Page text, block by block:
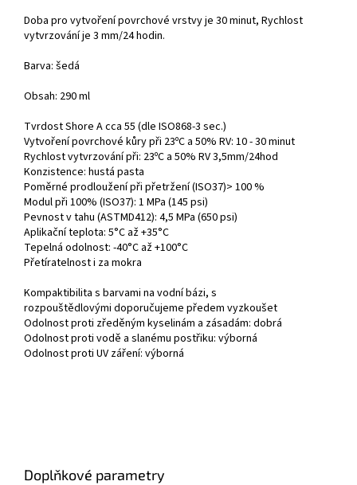
Doba pro vytvoření povrchové vrstvy je 30 minut, Rychlost
vytvrzování je 3 mm/24 hodin.
Barva: šedá
Obsah: 290 ml
Tvrdost Shore A cca 55 (dle ISO868-3 sec.)
Vytvoření povrchové kůry při 23ºC a 50% RV: 10 - 30 minut
Rychlost vytvrzování při: 23ºC a 50% RV 3,5mm/24hod
Konzistence: hustá pasta
Poměrné prodloužení při přetržení (ISO37)> 100 %
Modul při 100% (ISO37): 1 MPa (145 psi)
Pevnost v tahu (ASTMD412): 4,5 MPa (650 psi)
Aplikační teplota: 5°C až +35°C
Tepelná odolnost: -40°C až +100°C
Přetíratelnost i za mokra
Kompaktibilita s barvami na vodní bázi, s
rozpouštědlovými doporučujeme předem vyzkoušet
Odolnost proti zředěným kyselinám a zásadám: dobrá
Odolnost proti vodě a slanému postřiku: výborná
Odolnost proti UV záření: výborná
Doplňkové parametry